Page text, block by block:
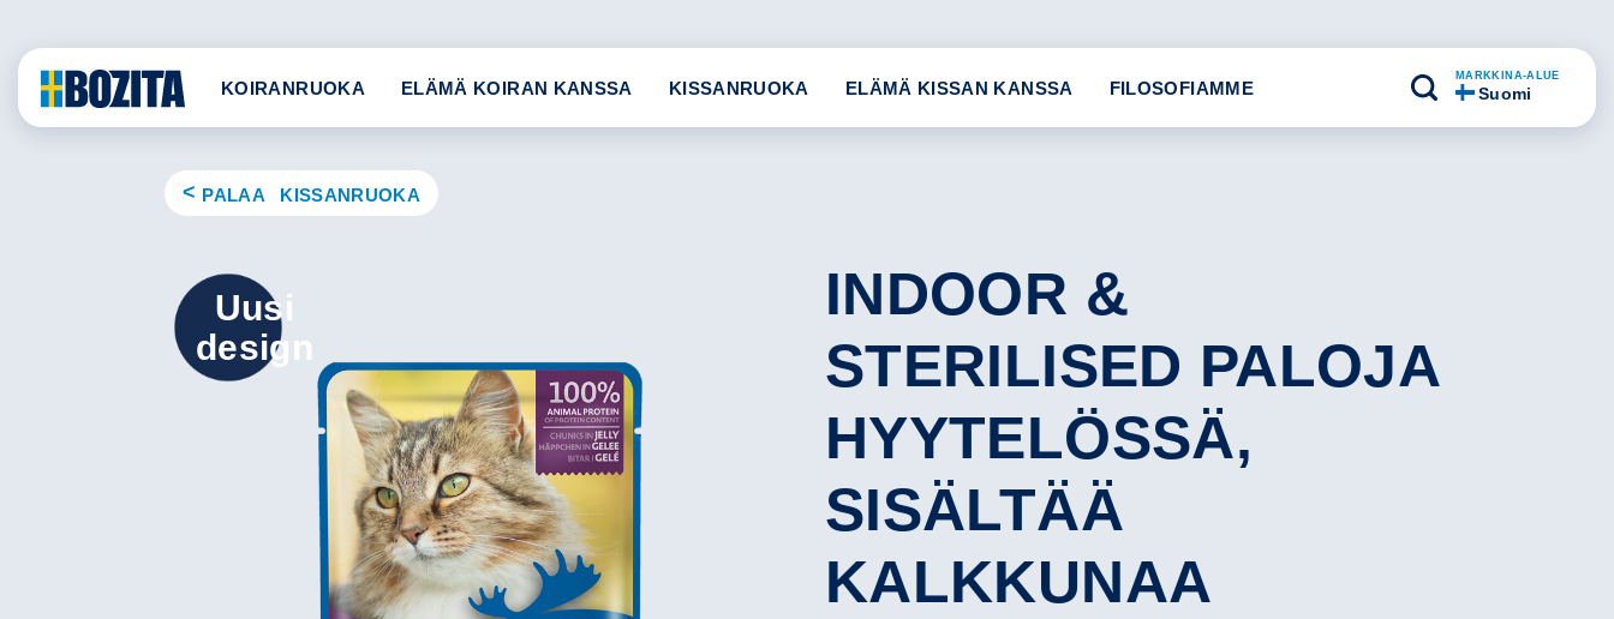
content
KOIRANRUOKA ELÄMÄ KOIRAN KANSSA KISSANRUOKA ELÄMÄ KISSAN KANSSA FILOSOFIAMME
MARKKINA-ALUE
Suomi
PALAA KISSANRUOKA
Uusi
design
INDOOR &
STERILISED PALOJA
HYYTELÖSSÄ,
SISÄLTÄÄ
KALKKUNAA